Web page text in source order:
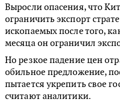
Выросли опасения, что
ограничить экспорт
ископаемых после того,
месяца он ограничил
Но резкое падение цен
обильное предложение,
пытается укрепить свое
считают аналитики.